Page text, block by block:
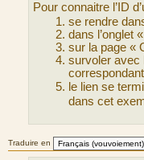
Pour connaitre l’ID
se rendre
dans l’onglet
sur la page «
survoler avec
le lien se
dans cet
Traduire en